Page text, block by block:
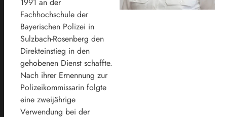
Fachhochschule der
Bayerischen Polizei in
Sulzbach-Rosenberg den
Direkteinstieg in den
gehobenen Dienst schaffte.
Nach ihrer Ernennung zur
Polizeikommissarin folgte
eine zweijährige
Verwendung bei der